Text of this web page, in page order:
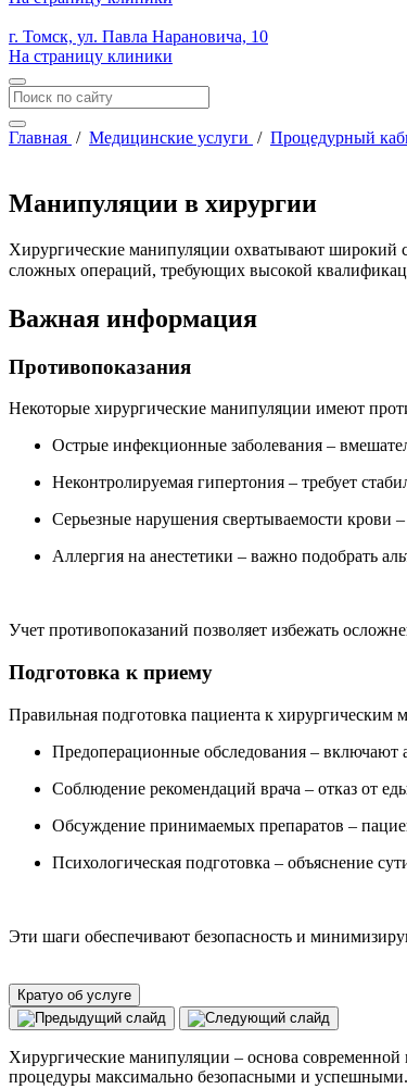
г. Томск, ул. Павла Нарановича, 10
На страницу клиники
Главная / Медицинские услуги / Процедурный
Манипуляции в хирургии
Хирургические манипуляции охватывают широкий
сложных операций, требующих высокой
Важная информация
Противопоказания
Некоторые хирургические манипуляции имеют
Острые инфекционные заболевания –
Неконтролируемая гипертония – требует
Серьезные нарушения свертываемости крови
Аллергия на анестетики – важно подобрать
Учет противопоказаний позволяет избежать
Подготовка к приему
Правильная подготовка пациента к хирургическим
Предоперационные обследования – включают
Соблюдение рекомендаций врача – отказ от
Обсуждение принимаемых препаратов –
Психологическая подготовка – объяснение
Эти шаги обеспечивают безопасность и
Кратуо об услуге
Хирургические манипуляции – основа
процедуры максимально безопасными и успешными.